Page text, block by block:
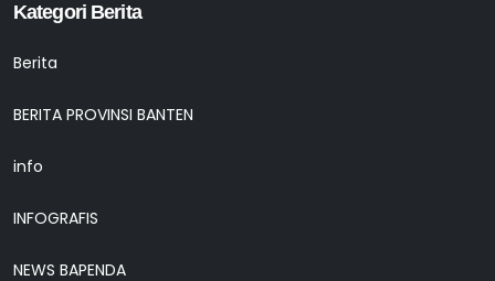
Kategori Berita
Berita
BERITA PROVINSI BANTEN
info
INFOGRAFIS
NEWS BAPENDA